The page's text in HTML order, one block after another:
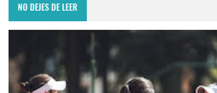
NO DEJES DE LEER